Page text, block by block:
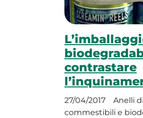
contrastare
27/04/2017
Anelli
commestibili e